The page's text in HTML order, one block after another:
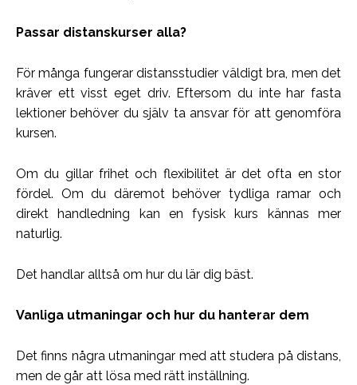
Passar distanskurser alla?
För många fungerar distansstudier väldigt bra, men det
kräver ett visst eget driv. Eftersom du inte har fasta
lektioner behöver du själv ta ansvar för att genomföra
kursen.
Om du gillar frihet och flexibilitet är det ofta en stor
fördel. Om du däremot behöver tydliga ramar och
direkt handledning kan en fysisk kurs kännas mer
naturlig.
Det handlar alltså om hur du lär dig bäst.
Vanliga utmaningar och hur du hanterar dem
Det finns några utmaningar med att studera på distans,
men de går att lösa med rätt inställning.